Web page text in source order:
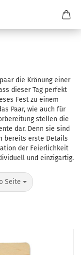
die Krönung einer
dieser Tag perfekt
Fest zu einem
Paar, wie auch für
stellen die
dar. Denn sie sind
bereits erste Details
der Feierlichkeit
und einzigartig.
Seite